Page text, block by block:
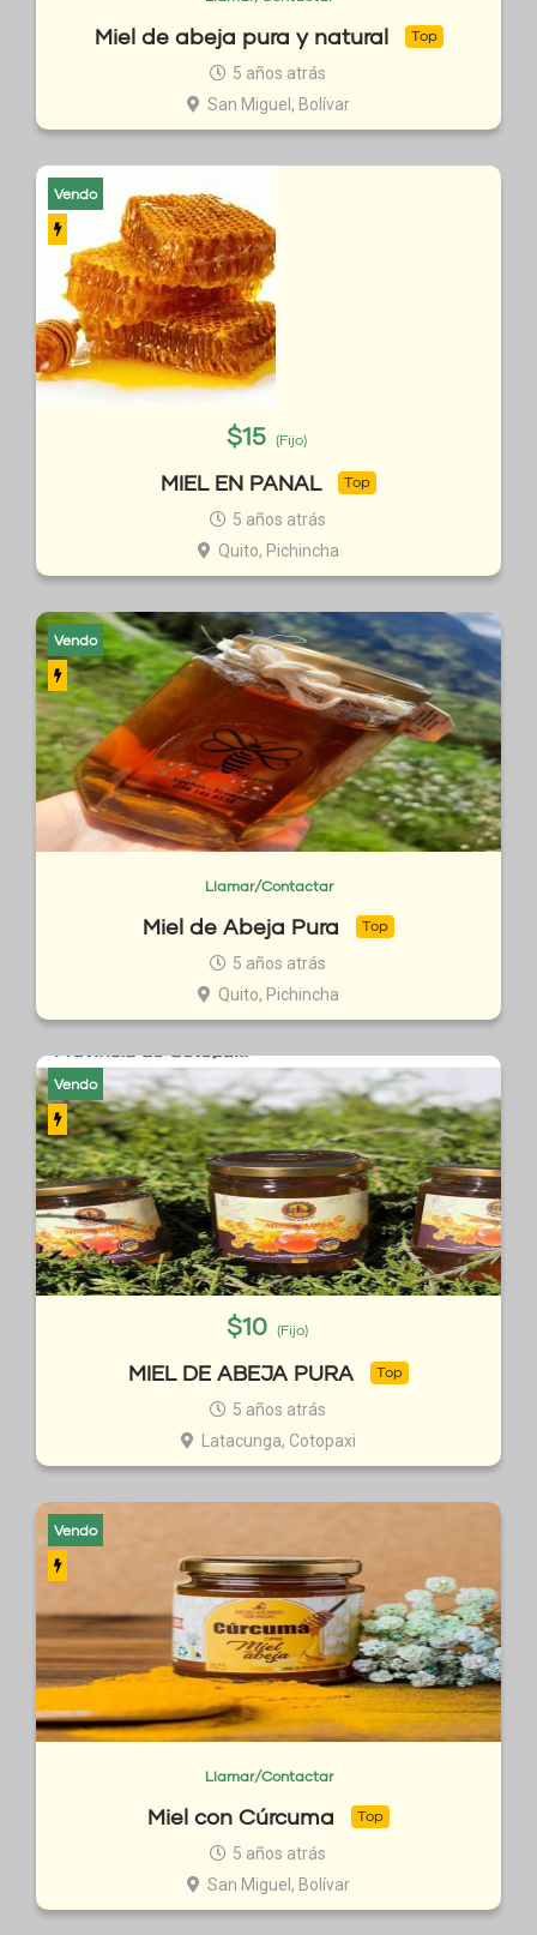
Miel de abeja pura y natural Top
5 años atrás
San Miguel, Bolívar
Vendo
$15 (Fijo)
MIEL EN PANAL Top
5 años atrás
Quito, Pichincha
Vendo
Llamar/Contactar
Miel de Abeja Pura Top
5 años atrás
Quito, Pichincha
Vendo
$10 (Fijo)
MIEL DE ABEJA PURA Top
5 años atrás
Latacunga, Cotopaxi
Vendo
Llamar/Contactar
Miel con Cúrcuma Top
5 años atrás
San Miguel, Bolívar